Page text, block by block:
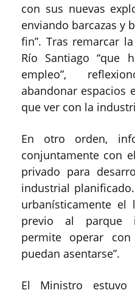
con sus nuevas
enviando barcazas y
fin”. Tras remarcar
Río Santiago “que
empleo”,
abandonar espacios
que ver con la
En otro orden,
conjuntamente con
privado para
industrial
urbanísticamente
previo al parque
permite operar
puedan asentarse”.
El Ministro estuvo